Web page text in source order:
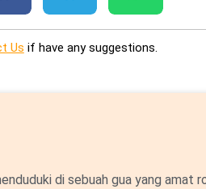
Us if have any suggestions.
di sebuah gua yang amat